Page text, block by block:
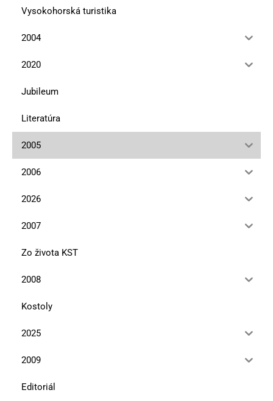
Vysokohorská turistika
2004
2020
Jubileum
Literatúra
2005
2006
2026
2007
Zo života KST
2008
Kostoly
2025
2009
Editoriál